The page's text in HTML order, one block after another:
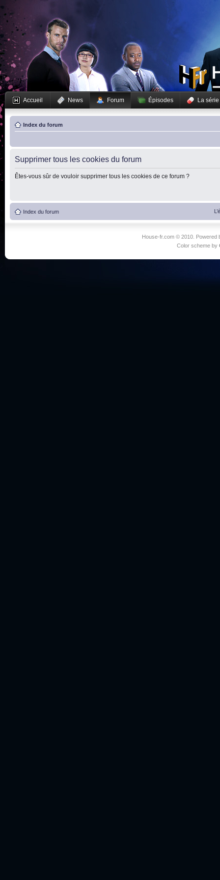
Accueil News Forum Épisodes La série
Index du forum
Supprimer tous les cookies du forum
Êtes-vous sûr de vouloir supprimer tous les cookies de ce forum ?
Index du forum
House-fr.com © 2010. Powered
Color scheme by